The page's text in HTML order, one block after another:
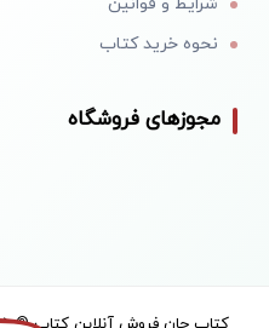
نحوه خرید کتاب
مجوزهای فروشگاه